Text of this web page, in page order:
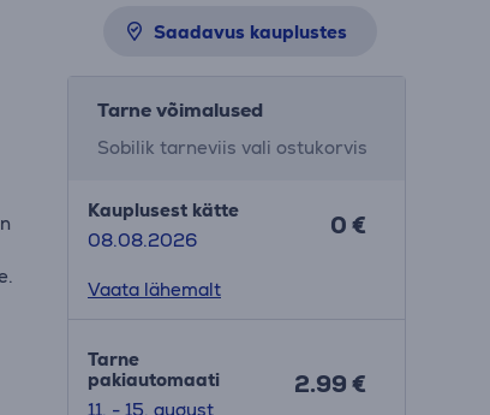
Saadavus kauplustes
Tarne võimalused
Sobilik tarneviis vali ostukorvis
Kauplusest kätte
08.08.2026
0 €
Vaata lähemalt
Tarne
pakiautomaati
11. - 15. august
2.99 €